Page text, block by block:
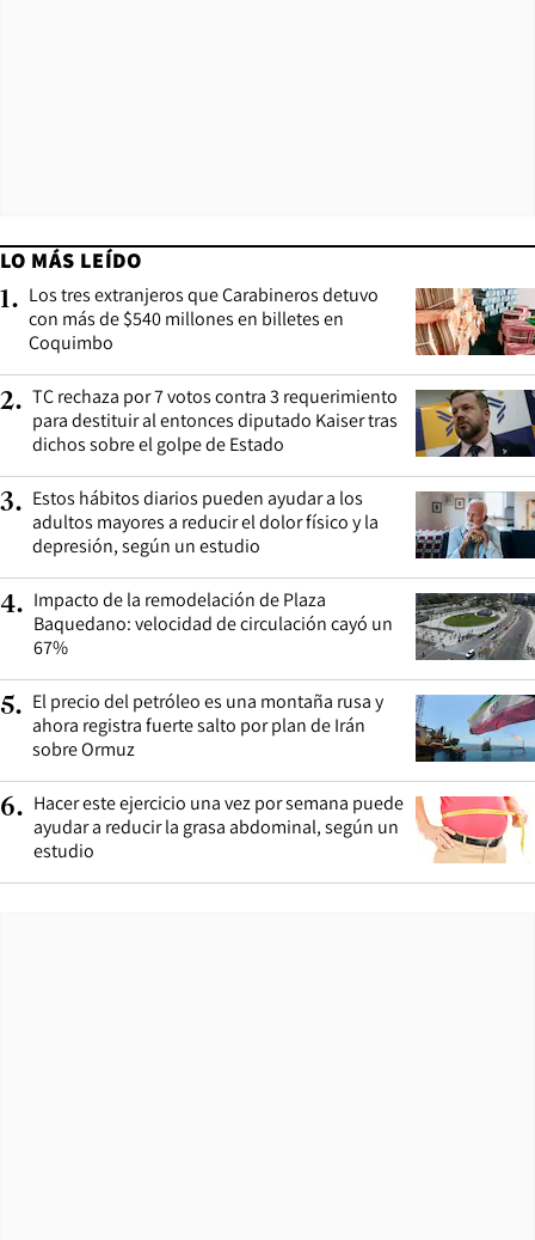
LO MÁS LEÍDO
1. Los tres extranjeros que Carabineros detuvo
con más de $540 millones en billetes en
Coquimbo
2. TC rechaza por 7 votos contra 3 requerimiento
para destituir al entonces diputado Kaiser tras
dichos sobre el golpe de Estado
3. Estos hábitos diarios pueden ayudar a los
adultos mayores a reducir el dolor físico y la
depresión, según un estudio
4. Impacto de la remodelación de Plaza
Baquedano: velocidad de circulación cayó un
67%
5. El precio del petróleo es una montaña rusa y
ahora registra fuerte salto por plan de Irán
sobre Ormuz
6. Hacer este ejercicio una vez por semana puede
ayudar a reducir la grasa abdominal, según un
estudio